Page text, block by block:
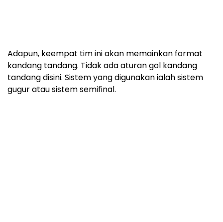
Adapun, keempat tim ini akan memainkan format
kandang tandang. Tidak ada aturan gol kandang
tandang disini. Sistem yang digunakan ialah sistem
gugur atau sistem semifinal.